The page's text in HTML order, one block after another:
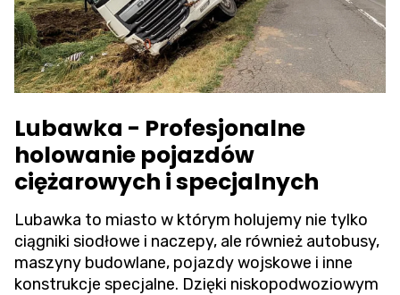
Lubawka - Profesjonalne
holowanie pojazdów
ciężarowych i specjalnych
Lubawka to miasto w którym holujemy nie tylko
ciągniki siodłowe i naczepy, ale również autobusy,
maszyny budowlane, pojazdy wojskowe i inne
konstrukcje specjalne. Dzięki niskopodwoziowym